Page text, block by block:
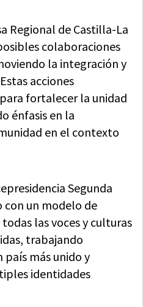
Regional de Castilla-La
colaboraciones
la integración y
acciones
fortalecer la unidad
énfasis en la
en el contexto
Segunda
con un modelo de
las voces y culturas
trabajando
más unido y
identidades